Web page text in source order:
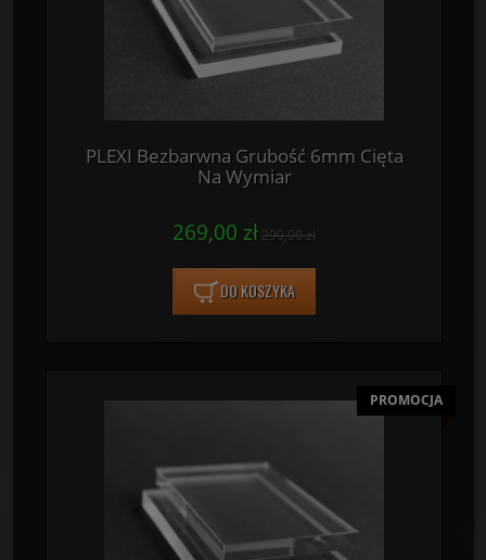
PLEXI Bezbarwna Grubość 6mm Cięta
Na Wymiar
269,00 zł290,00 zł
DO KOSZYKA
PROMOCJA